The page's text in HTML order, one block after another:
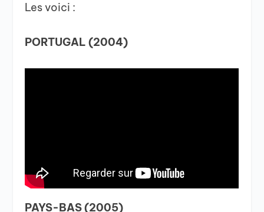
Les voici :
PORTUGAL (2004)
PAYS-BAS (2005)